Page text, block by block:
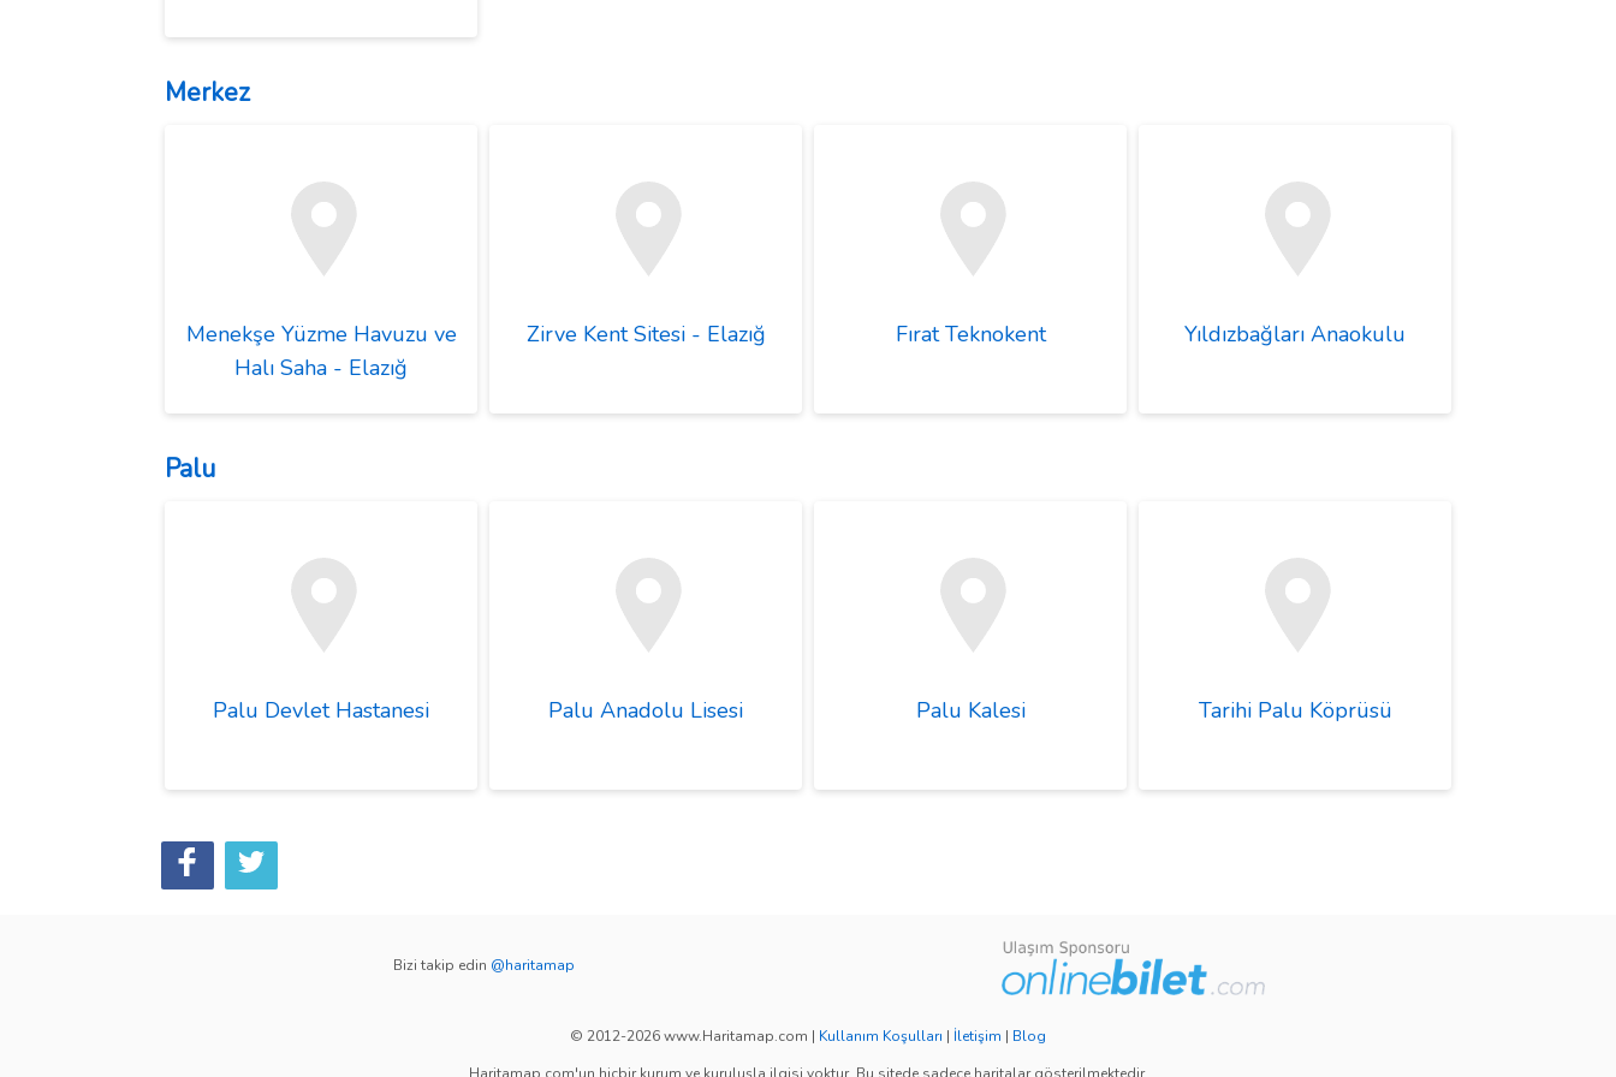
Merkez
Menekşe Yüzme Havuzu ve
Halı Saha - Elazığ
Zirve Kent Sitesi - Elazığ Fırat Teknokent Yıldızbağları Anaokulu
Palu
Palu Devlet Hastanesi Palu Anadolu Lisesi Palu Kalesi Tarihi Palu Köprüsü
Bizi takip edin @haritamap
© 2012-2026 www.Haritamap.com | Kullanım Koşulları | İletişim | Blog
Haritamap.com'un hiçbir kurum ve kuruluşla ilgisi yoktur. Bu sitede sadece haritalar gösterilmektedir.